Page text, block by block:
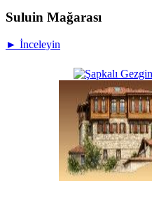
Suluin Mağarası
► İnceleyin